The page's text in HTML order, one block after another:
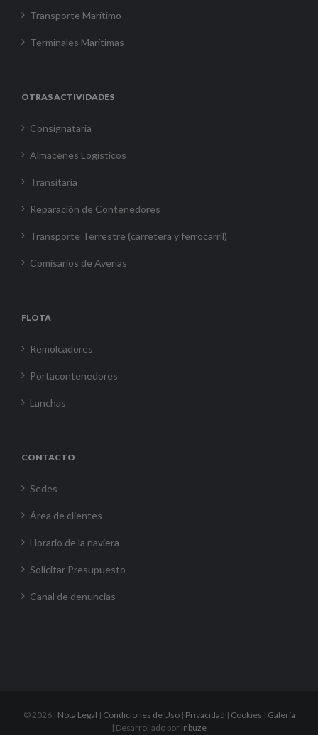
Transporte Marítimo
Terminales Marítimas
OTRAS ACTIVIDADES
Consignataria
Almacenes Logísticos
Transitaria
Reparación de Contenedores
Transporte Terrestre (carretera y ferrocarril)
Comisarios de Averías
FLOTA
Remolcadores
Portacontenedores
Lanchas
CONTACTO
Sedes
Área de clientes
Horario de la naviera
Solicitar Presupuesto
Canal de denuncias
©2026 | Nota Legal | Condiciones de Uso| Privacidad | Cookies | Galería
| Desarrollado por Inbuze